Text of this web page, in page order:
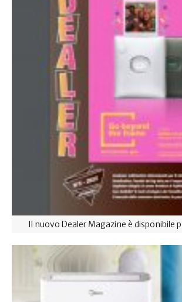
Il nuovo Dealer Magazine è disponibile